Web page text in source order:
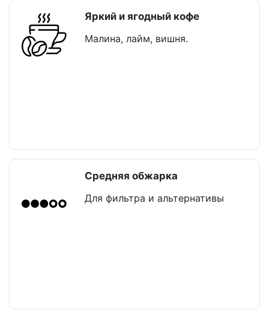
Яркий и ягодный кофе
Малина, лайм, вишня.
Средняя обжарка
Для фильтра и альтернативы